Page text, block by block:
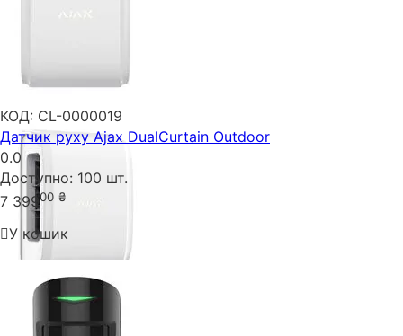
КОД: CL-0000019
Датчик руху Ajax DualCurtain Outdoor
0.0
Доступно: 100 шт.
7 39900 ₴
У кошик